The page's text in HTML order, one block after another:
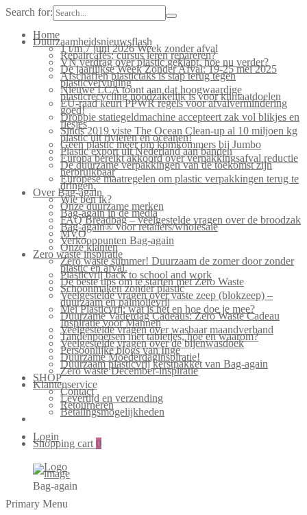
Search for:
Home
Duurzaamheidsnieuwsflash
1 t/m 7 juni 2026 Week zonder afval
Repaircafés: cursus leren repareren?
VN verdrag over plastic geklapt, hoe nu verder?
De jaarlijkse Week Zonder Afval: 19-25 mei 2025
Afschaffen plastictaks is stap terug tegen
plasticvervuiling
Nieuwe LCA toont aan dat hoogwaardige
plasticrecycling noodzakelijk is voor klimaatdoelen
EU-raad keurt PPWR regels voor afvalvermindering
goed!
Droppie statiegeldmachine accepteert zak vol blikjes en
flesjes
Sinds 2019 viste The Ocean Clean-up al 10 miljoen kg
plastic uit rivieren en oceanen!
Geen plastic meer om komkommers bij Jumbo
Plastic export uit Nederland aan banden
Europa bereikt akkoord over verpakkingsafval reductie
De duurzame verpakkingen van de toekomst zijn
herbruikbaar
Europese maatregelen om plastic verpakkingen terug te
dringen.
Over Bag-again
Wie ben ik?
Onze duurzame merken
Bag-again in de media
FAQ Breadbag – veelgestelde vragen over de broodzak
Bag-again® voor retailers/wholesale
MVO
Verkooppunten Bag-again
Onze klanten
Zero waste inspiratie
Zero waste summer! Duurzaam de zomer door zonder
plastic en afval.
Plasticvrij back to school and work
De beste tips om te starten met Zero Waste
Schoonmaken zonder plastic
Veelgestelde vragen over vaste zeep (blokzeep) –
duurzaam en palmolievrij
Mei Plasticvrij: wat is het en hoe doe je mee?
Duurzame Vaderdag Cadeaus: Zero Waste Cadeau
Inspiratie voor Mannen
Veelgestelde vragen over wasbaar maandverband
Tandenpoetsen met tabletjes, hoe en waarom?
Veelgestelde vragen over de bijenwasdoek
Persoonlijke blogs van Inge
Duurzame Moederdaginspiratie!
Duurzaam plasticvrij kerstpakket van Bag-again
Zero waste December-inspiratie
SHOP
Klantenservice
Contact
Levertijd en verzending
Retourneren
Betalingsmogelijkheden
Login
Shopping cart 0
Bag-again
Primary Menu